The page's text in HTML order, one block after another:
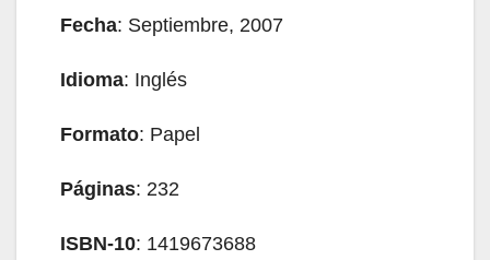
Fecha: Septiembre, 2007
Idioma: Inglés
Formato: Papel
Páginas: 232
ISBN-10: 1419673688